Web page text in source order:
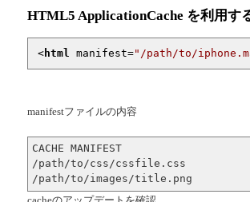
HTML5 ApplicationCache を利用す
<html manifest="/path/to/
manifestファイルの内容
CACHE MANIFEST
/path/to/css/cssfile.css
/path/to/images/title.png